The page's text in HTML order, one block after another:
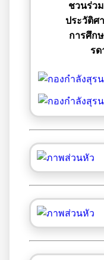
ชวนร่ว
ประวัติศ
การศึก
รด